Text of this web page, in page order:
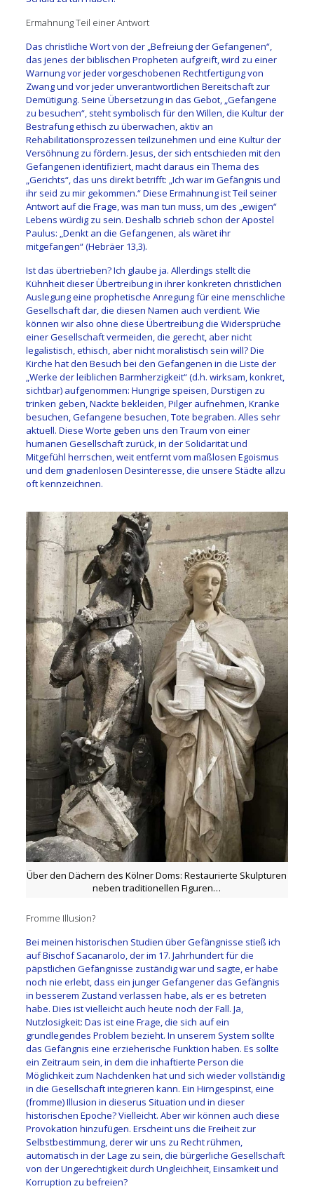
Ermahnung Teil einer Antwort
Das christliche Wort von der „Befreiung der Gefangenen“,
das jenes der biblischen Propheten aufgreift, wird zu einer
Warnung vor jeder vorgeschobenen Rechtfertigung von
Zwang und vor jeder unverantwortlichen Bereitschaft zur
Demütigung. Seine Übersetzung in das Gebot, „Gefangene
zu besuchen“, steht symbolisch für den Willen, die Kultur der
Bestrafung ethisch zu überwachen, aktiv an
Rehabilitationsprozessen teilzunehmen und eine Kultur der
Versöhnung zu fördern. Jesus, der sich entschieden mit den
Gefangenen identifiziert, macht daraus ein Thema des
„Gerichts“, das uns direkt betrifft: „Ich war im Gefängnis und
ihr seid zu mir gekommen.“ Diese Ermahnung ist Teil seiner
Antwort auf die Frage, was man tun muss, um des „ewigen“
Lebens würdig zu sein. Deshalb schrieb schon der Apostel
Paulus: „Denkt an die Gefangenen, als wäret ihr
mitgefangen“ (Hebräer 13,3).
Ist das übertrieben? Ich glaube ja. Allerdings stellt die
Kühnheit dieser Übertreibung in ihrer konkreten christlichen
Auslegung eine prophetische Anregung für eine menschliche
Gesellschaft dar, die diesen Namen auch verdient. Wie
können wir also ohne diese Übertreibung die Widersprüche
einer Gesellschaft vermeiden, die gerecht, aber nicht
legalistisch, ethisch, aber nicht moralistisch sein will? Die
Kirche hat den Besuch bei den Gefangenen in die Liste der
„Werke der leiblichen Barmherzigkeit“ (d.h. wirksam, konkret,
sichtbar) aufgenommen: Hungrige speisen, Durstigen zu
trinken geben, Nackte bekleiden, Pilger aufnehmen, Kranke
besuchen, Gefangene besuchen, Tote begraben. Alles sehr
aktuell. Diese Worte geben uns den Traum von einer
humanen Gesellschaft zurück, in der Solidarität und
Mitgefühl herrschen, weit entfernt vom maßlosen Egoismus
und dem gnadenlosen Desinteresse, die unsere Städte allzu
oft kennzeichnen.
Über den Dächern des Kölner Doms: Restaurierte Skulpturen
neben traditionellen Figuren…
Fromme Illusion?
Bei meinen historischen Studien über Gefängnisse stieß ich
auf Bischof Sacanarolo, der im 17. Jahrhundert für die
päpstlichen Gefängnisse zuständig war und sagte, er habe
noch nie erlebt, dass ein junger Gefangener das Gefängnis
in besserem Zustand verlassen habe, als er es betreten
habe. Dies ist vielleicht auch heute noch der Fall. Ja,
Nutzlosigkeit: Das ist eine Frage, die sich auf ein
grundlegendes Problem bezieht. In unserem System sollte
das Gefängnis eine erzieherische Funktion haben. Es sollte
ein Zeitraum sein, in dem die inhaftierte Person die
Möglichkeit zum Nachdenken hat und sich wieder vollständig
in die Gesellschaft integrieren kann. Ein Hirngespinst, eine
(fromme) Illusion in dieserus Situation und in dieser
historischen Epoche? Vielleicht. Aber wir können auch diese
Provokation hinzufügen. Erscheint uns die Freiheit zur
Selbstbestimmung, derer wir uns zu Recht rühmen,
automatisch in der Lage zu sein, die bürgerliche Gesellschaft
von der Ungerechtigkeit durch Ungleichheit, Einsamkeit und
Korruption zu befreien?